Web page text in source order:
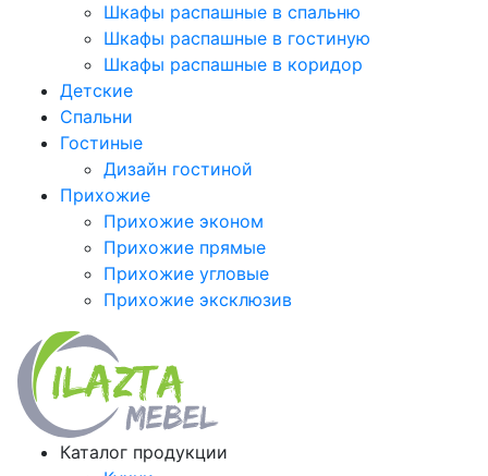
Шкафы распашные в спальню
Шкафы распашные в гостиную
Шкафы распашные в коридор
Детские
Спальни
Гостиные
Дизайн гостиной
Прихожие
Прихожие эконом
Прихожие прямые
Прихожие угловые
Прихожие эксклюзив
Каталог продукции